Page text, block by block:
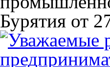
Бурятия от